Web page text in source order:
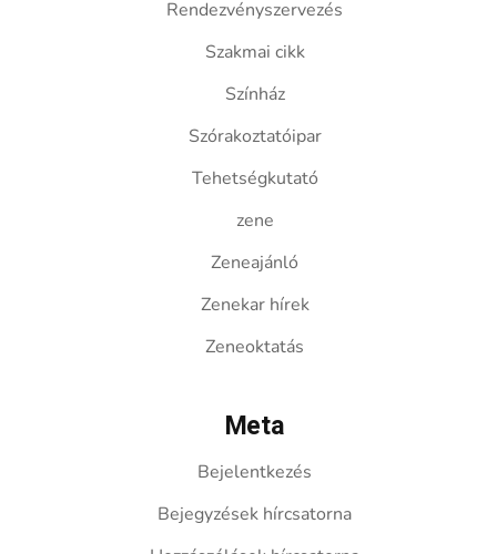
Rendezvényszervezés
Szakmai cikk
Színház
Szórakoztatóipar
Tehetségkutató
zene
Zeneajánló
Zenekar hírek
Zeneoktatás
Meta
Bejelentkezés
Bejegyzések hírcsatorna